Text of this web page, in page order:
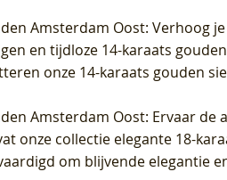
Amsterdam Oost: Verhoog
en tijdloze 14-karaats
onze 14-karaats gouden
Amsterdam Oost: Ervaar de
onze collectie elegante 18-
om blijvende elegantie